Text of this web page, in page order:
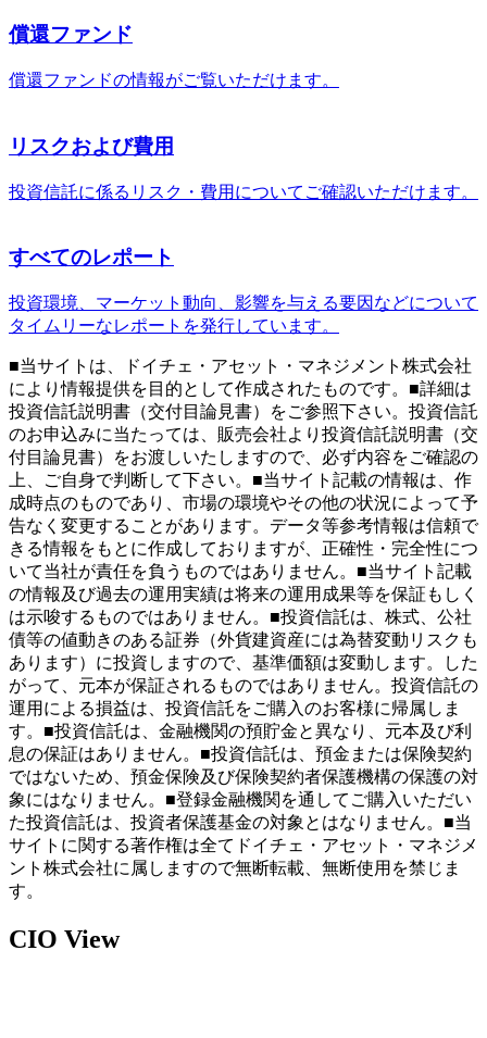
償還ファンド
償還ファンドの情報がご覧いただけます。
リスクおよび費用
投資信託に係るリスク・費用についてご確認いただけます。
すべてのレポート
投資環境、マーケット動向、影響を与える要因などについて
タイムリーなレポートを発行しています。
■当サイトは、ドイチェ・アセット・マネジメント株式会社
により情報提供を目的として作成されたものです。■詳細は
投資信託説明書（交付目論見書）をご参照下さい。投資信託
のお申込みに当たっては、販売会社より投資信託説明書（交
付目論見書）をお渡しいたしますので、必ず内容をご確認の
上、ご自身で判断して下さい。■当サイト記載の情報は、作
成時点のものであり、市場の環境やその他の状況によって予
告なく変更することがあります。データ等参考情報は信頼で
きる情報をもとに作成しておりますが、正確性・完全性につ
いて当社が責任を負うものではありません。■当サイト記載
の情報及び過去の運用実績は将来の運用成果等を保証もしく
は示唆するものではありません。■投資信託は、株式、公社
債等の値動きのある証券（外貨建資産には為替変動リスクも
あります）に投資しますので、基準価額は変動します。した
がって、元本が保証されるものではありません。投資信託の
運用による損益は、投資信託をご購入のお客様に帰属しま
す。■投資信託は、金融機関の預貯金と異なり、元本及び利
息の保証はありません。■投資信託は、預金または保険契約
ではないため、預金保険及び保険契約者保護機構の保護の対
象にはなりません。■登録金融機関を通してご購入いただい
た投資信託は、投資者保護基金の対象とはなりません。■当
サイトに関する著作権は全てドイチェ・アセット・マネジメ
ント株式会社に属しますので無断転載、無断使用を禁じま
す。
CIO View